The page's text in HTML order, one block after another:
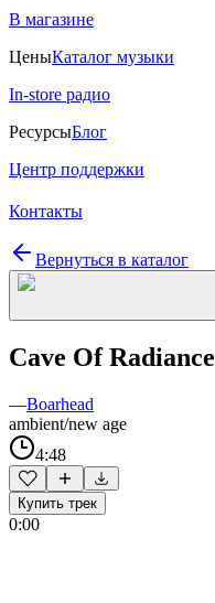
В магазине
ЦеныКаталог музыки
In-store радио
РесурсыБлог
Центр поддержки
Контакты
Вернуться в каталог
Cave Of Radiance
—Boarhead
ambient/new age
4:48
Купить трек
0:00